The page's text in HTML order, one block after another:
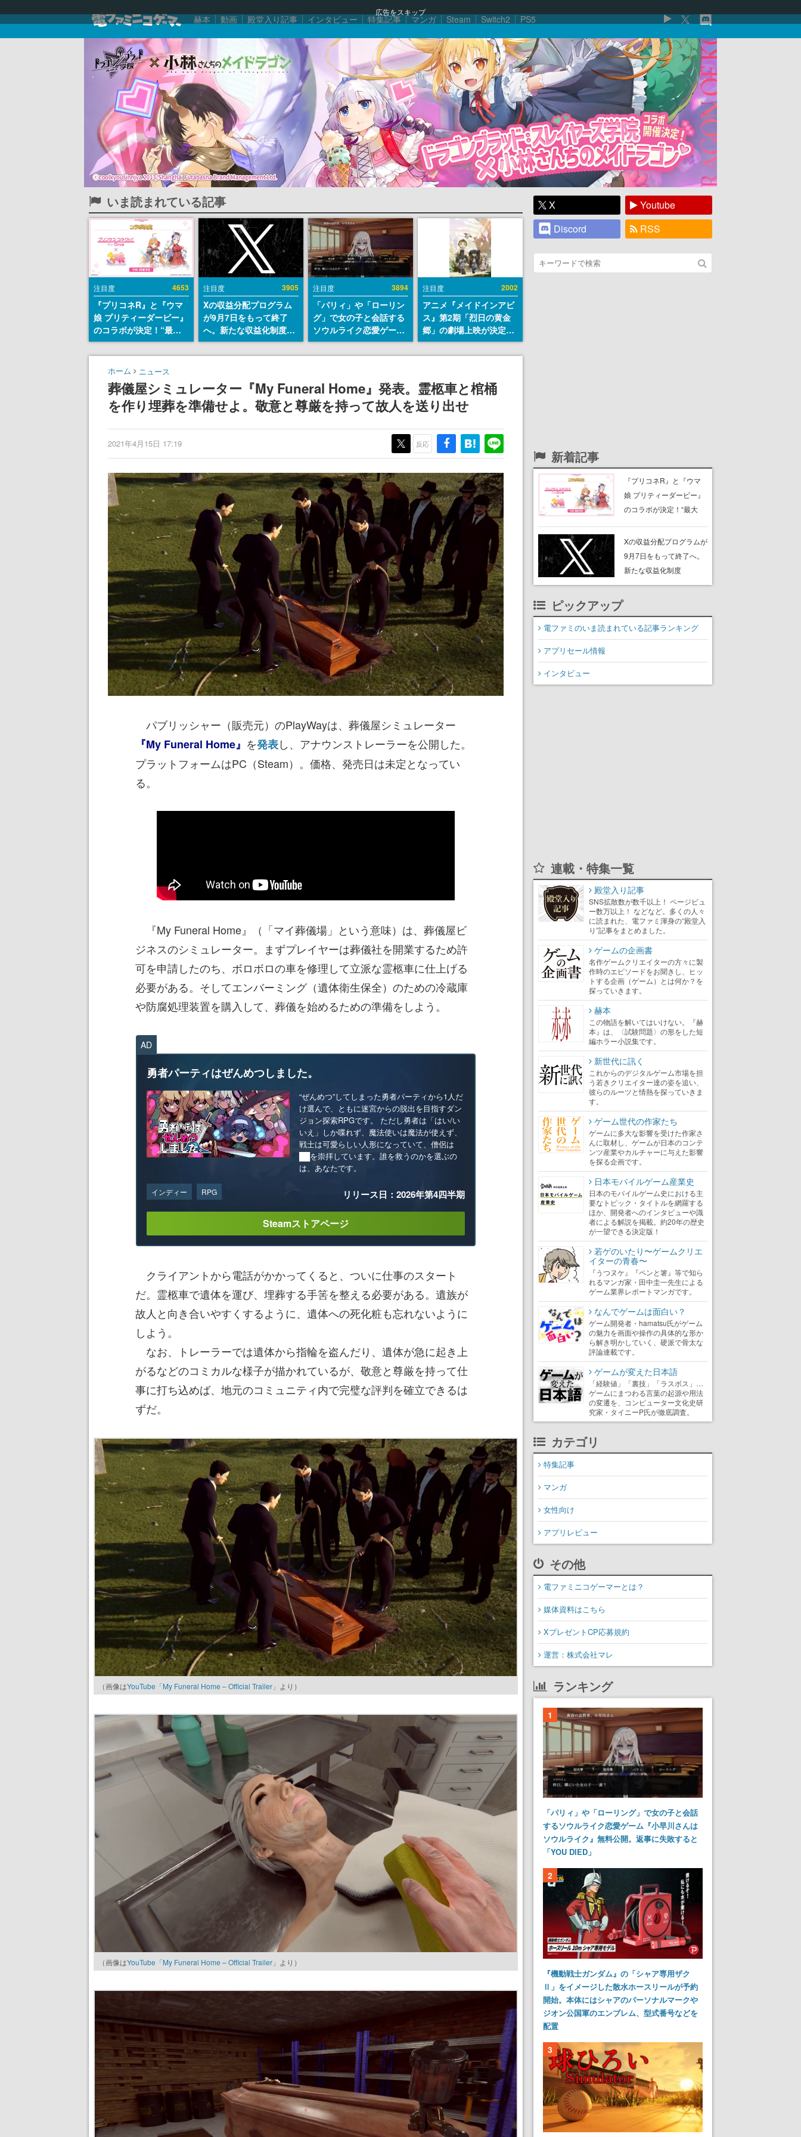
広告をスキップ
赫本 動画 殿堂入り記事 インタビュー 特集記事 マンガ Steam Switch2 PS5
いま読まれている記事
注目度 4653
『プリコネR』と『ウマ
娘 プリティーダービー』
のコラボが決定！“最大
170連無料”の8.5周年キ
ャンペーンなども発表
注目度 3905
Xの収益分配プログラム
が9月7日をもって終了
へ。新たな収益化制度
「Original Content
Rewards Program」を
注目度 3894
「パリィ」や「ローリン
グ」で女の子と会話する
ソウルライク恋愛ゲーム
『小早川さんはソウルラ
イク』無料公開。返事に
注目度 2002
アニメ『メイドインアビ
ス』第2期「烈日の黄金
郷」の劇場上映が決定！
レグ役・伊瀬茉莉也さん
らが登壇する舞台挨拶も
ホーム ニュース
葬儀屋シミュレーター『My Funeral Home』発表。霊柩車と棺桶
を作り埋葬を準備せよ。敬意と尊厳を持って故人を送り出せ
2021年4月15日 17:19 反応
パブリッシャー（販売元）のPlayWayは、葬儀屋シミュレーター
『My Funeral Home』 を発表し、アナウンストレーラーを公開した。
プラットフォームはPC（Steam）。価格、発売日は未定となってい
る。
『My Funeral Home』（「マイ葬儀場」という意味）は、葬儀屋ビ
ジネスのシミュレーター。まずプレイヤーは葬儀社を開業するため許
可を申請したのち、ボロボロの車を修理して立派な霊柩車に仕上げる
必要がある。そしてエンバーミング（遺体衛生保全）のための冷蔵庫
や防腐処理装置を購入して、葬儀を始めるための準備をしよう。
AD
勇者パーティはぜんめつしました。
“ぜんめつ”してしまった勇者パーティから1人だ
け選んで、ともに迷宮からの脱出を目指すダン
ジョン探索RPGです。 ただし勇者は「はい/い
いえ」しか喋れず、魔法使いは魔法が使えず、
戦士は可愛らしい人形になっていて、僧侶は
██を崇拝しています。誰を救うのかを選ぶの
は、あなたです。
インディー RPG リリース日：2026年第4四半期
Steamストアページ
クライアントから電話がかかってくると、ついに仕事のスタート
だ。霊柩車で遺体を運び、埋葬する手筈を整える必要がある。遺族が
故人と向き合いやすくするように、遺体への死化粧も忘れないように
しよう。
なお、トレーラーでは遺体から指輪を盗んだり、遺体が急に起き上
がるなどのコミカルな様子が描かれているが、敬意と尊厳を持って仕
事に打ち込めば、地元のコミュニティ内で完璧な評判を確立できるは
ずだ。
（画像はYouTube「My Funeral Home – Official Trailer」 より）
（画像はYouTube「My Funeral Home – Official Trailer」 より）
X
Youtube
Discord
RSS
新着記事
『プリコネR』と『ウマ
娘 プリティーダービー』
のコラボが決定！“最大
ンペーンなども発表
Xの収益分配プログラムが
9月7日をもって終了へ。
新たな収益化制度
「Original Content
ピックアップ
電ファミのいま読まれている記事ランキング
アプリセール情報
インタビュー
連載・特集一覧
殿堂入り記事
SNS拡散数が数千以上！ ページビュ
ー数万以上！ などなど。多くの人々
に読まれた、電ファミ渾身の“殿堂入
り”記事をまとめました。
ゲームの企画書
名作ゲームクリエイターの方々に製
作時のエピソードをお聞きし、ヒッ
トする企画（ゲーム）とは何か？を
探っていきます。
赫本
この物語を解いてはいけない。『赫
本』は、〈試験問題〉の形をした短
編ホラー小説集です。
新世代に訊く
これからのデジタルゲーム市場を担
う若きクリエイター達の姿を追い、
彼らのルーツと情熱を探っていきま
す。
ゲーム世代の作家たち
ゲームに多大な影響を受けた作家さ
んに取材し、ゲームが日本のコンテ
ンツ産業やカルチャーに与えた影響
を探る企画です。
日本モバイルゲーム産業史
日本のモバイルゲーム史における主
要なトピック・タイトルを網羅する
ほか、開発者へのインタビューや識
者による解説を掲載。約20年の歴史
が一望できる決定版！
若ゲのいたり〜ゲームクリエ
イターの青春〜
『うつヌケ』『ペンと箸』等で知ら
れるマンガ家・田中圭一先生による
ゲーム業界レポートマンガです。
なんでゲームは面白い？
ゲーム開発者・hamatsu氏がゲーム
の魅力を画面や操作の具体的な形か
ら解き明かしていく、硬派で骨太な
評論連載です。
ゲームが変えた日本語
「経験値」「裏技」「ラスボス」…
ゲームにまつわる言葉の起源や用法
の変遷を、コンピューター文化史研
究家・タイニーP氏が徹底調査。
カテゴリ
特集記事
マンガ
女性向け
アプリレビュー
その他
電ファミニコゲーマーとは？
媒体資料はこちら
XプレゼントCP応募規約
運営：株式会社マレ
ランキング
1
「パリィ」や「ローリング」で女の子と会話
するソウルライク恋愛ゲーム『小早川さんは
ソウルライク』無料公開。返事に失敗すると
「YOU DIED」
2
『機動戦士ガンダム』の「シャア専用ザク
Ⅱ」をイメージした散水ホースリールが予約
開始。本体にはシャアのパーソナルマークや
ジオン公国軍のエンブレム、型式番号などを
配置
3